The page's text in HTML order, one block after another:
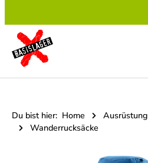
Du bist hier: Home Ausrüstung
Wanderrucksäcke
Bildergalerie überspringen